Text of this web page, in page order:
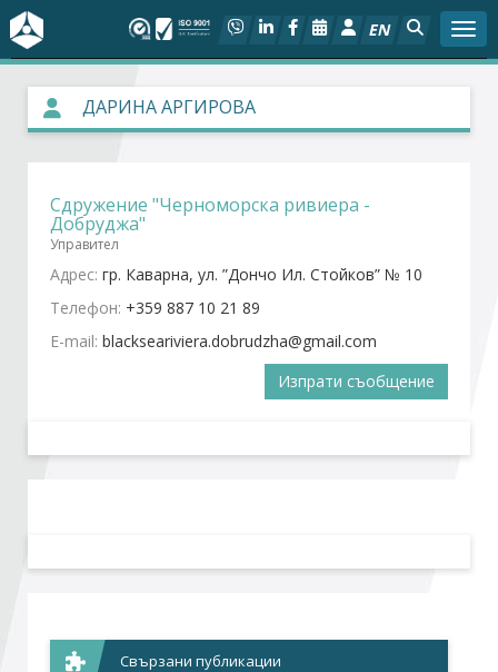
EN
За БСК
Актуално
Социален диалог
ДАРИНА АРГИРОВА
Сдружение "Черноморска ривиера -
Добруджа"
Управител
Адрес: гр. Каварна, ул. ”Дончо Ил. Стойков” № 10
Телефон: +359 887 10 21 89
E-mail:
Изпрати съобщение
Свързани публикации